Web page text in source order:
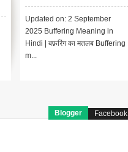
Updated on: 2 September
2025 Buffering Meaning in
Hindi | बफ़रिंग का मतलब Buffering
m...
Blogger Facebook